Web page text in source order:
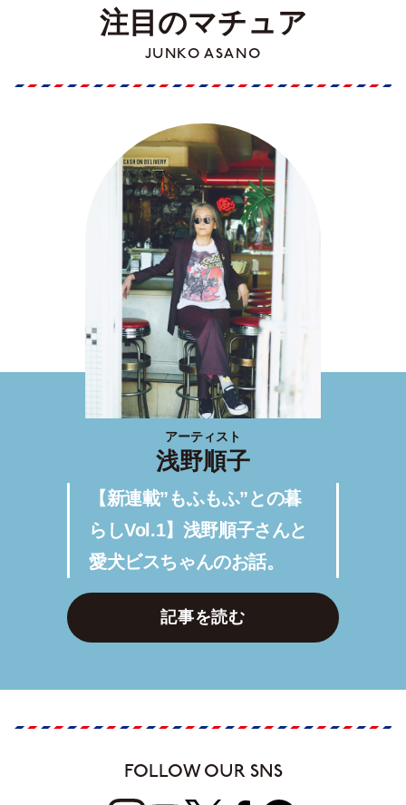
注目のマチュア
JUNKO ASANO
アーティスト
浅野順子
【新連載”もふもふ”との暮
らしVol.1】浅野順子さんと
愛犬ビスちゃんのお話。
記事を読む
FOLLOW OUR SNS